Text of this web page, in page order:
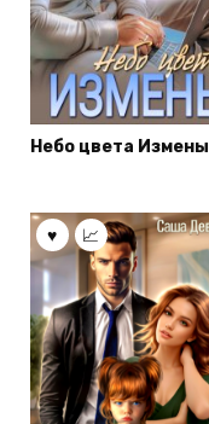
Небо цвета Измены